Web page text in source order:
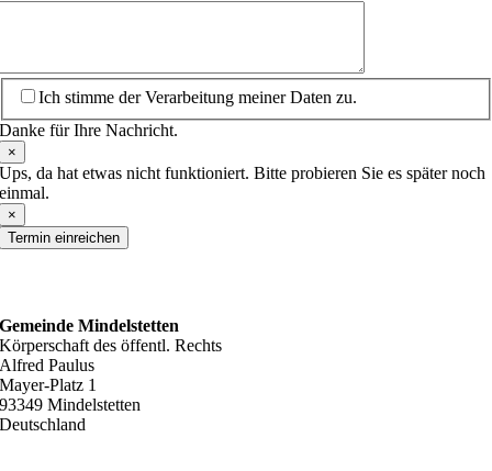
Ich stimme der Verarbeitung meiner Daten zu.
Danke für Ihre Nachricht.
×
Ups, da hat etwas nicht funktioniert. Bitte probieren Sie es später noch
einmal.
×
Termin einreichen
Gemeinde Mindelstetten
Körperschaft des öffentl. Rechts
Alfred Paulus
Mayer-Platz 1
93349 Mindelstetten
Deutschland